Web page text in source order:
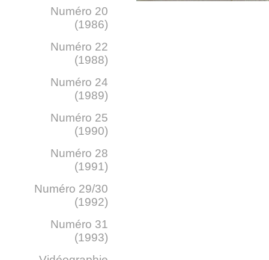
Numéro 20
(1986)
Numéro 22
(1988)
Numéro 24
(1989)
Numéro 25
(1990)
Numéro 28
(1991)
Numéro 29/30
(1992)
Numéro 31
(1993)